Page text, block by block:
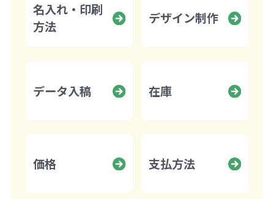
名入れ・印刷
方法
デザイン制作
データ入稿 在庫
価格 支払方法